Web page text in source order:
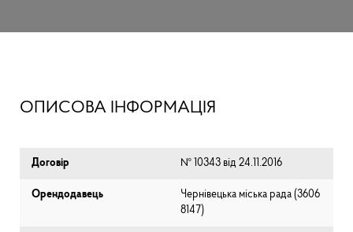
ОПИСОВА ІНФОРМАЦІЯ
Договір № 10343 від 24.11.2016
Орендодавець
Чернівецька міська рада (⁨3606
8147⁩)